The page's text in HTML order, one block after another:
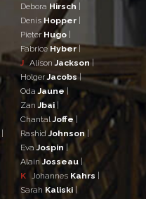
|
Debora Hirsch |
Denis Hopper |
Pieter Hugo |
Fabrice Hyber|
J Alison Jackson|
Holger Jacobs|
OdaJaune |
Zan Jbai|
Chantal Joffe |
RashidJohnson|
EvaJospin |
AlainJosseau |
K
Johannes Kahrs |
Sarah Kaliski |